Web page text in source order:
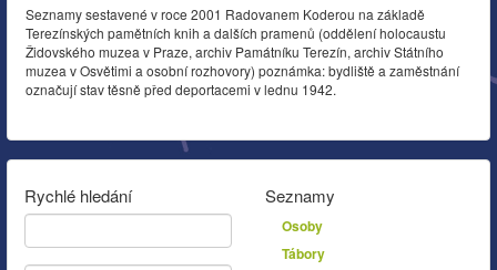
Seznamy sestavené v roce 2001 Radovanem Koderou na základě
Terezínských pamětních knih a dalších pramenů (oddělení holocaustu
Židovského muzea v Praze, archiv Památníku Terezín, archiv Státního
muzea v Osvětimi a osobní rozhovory) poznámka: bydliště a zaměstnání
označují stav těsně před deportacemi v lednu 1942.
Rychlé hledání Seznamy
Osoby
Tábory